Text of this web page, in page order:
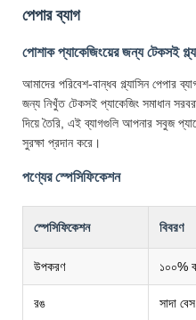
পেপার ব্যাগ
পোশাক প্যাকেজিংয়ের জন্য টেকসই
আমাদের পরিবেশ-বান্ধব গ্ল্যাসিন পেপার
জন্য নিখুঁত টেকসই প্যাকেজিং সমাধান
দিয়ে তৈরি, এই ব্যাগগুলি আপনার সবুজ
সুরক্ষা প্রদান করে।
পণ্যের স্পেসিফিকেশন
স্পেসিফিকেশন বিবরণ
উপকরণ ১০০%
রঙ সাদা